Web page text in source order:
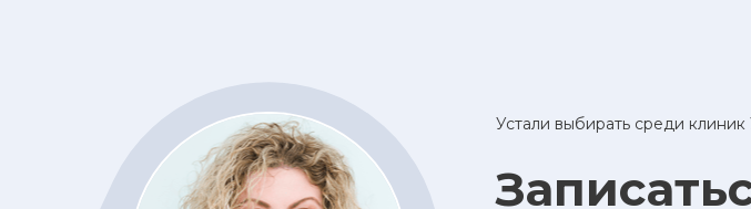
Устали выбирать среди